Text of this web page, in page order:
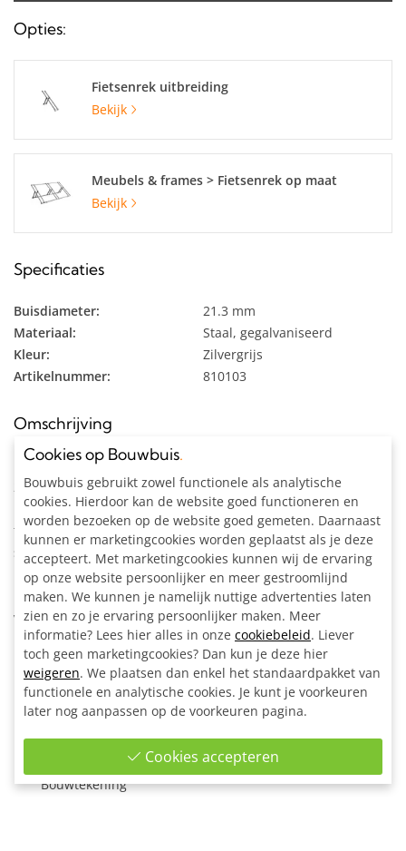
Opties:
Fietsenrek uitbreiding
Bekijk
Meubels & frames > Fietsenrek op maat
Bekijk
Specificaties
Buisdiameter:
21.3 mm
Materiaal:
Staal, gegalvaniseerd
Kleur:
Zilvergrijs
Artikelnummer:
810103
Omschrijving
Fietsenrek op maat voor 3 fietsen uit gegalvaniseerde buis Ø
21,3 mm. Bepaal zelf de lengtemaat en de positie van de
rekken. Stel ze, per rek, eenvoudig af op de gewenste
fietsband breedte. Superhandig als je verschillende
soorten fietsen wilt stallen zoals bijvoorbeeld stadsfietsen,
kinderfietsen en mountainbikes. Met de meegeleverde
bevestigingslippen kan de fietsenrek eventueel op de
vloer worden verankerd.
Inclusief:
Alle materialen op maat gezaagd
24x Kort T-stuk Ø 21,3 mm
4x Enkele bevestigingslip uitwendig Ø 21,3 mm
6x Inslagdop zwart kunststof Ø 21,3 mm
1x Inbussleutel voor buiskoppeling Ø 21,3 mm
Bouwtekening
Cookies op Bouwbuis.
Bouwbuis gebruikt zowel functionele als analytische
cookies. Hierdoor kan de website goed functioneren en
worden bezoeken op de website goed gemeten. Daarnaast
kunnen er marketingcookies worden geplaatst als je deze
accepteert. Met marketingcookies kunnen wij de ervaring
op onze website persoonlijker en meer gestroomlijnd
maken. We kunnen je namelijk nuttige advertenties laten
zien en zo je ervaring persoonlijker maken. Meer
informatie? Lees hier alles in onze cookiebeleid. Liever
toch geen marketingcookies? Dan kun je deze hier
weigeren. We plaatsen dan enkel het standaardpakket van
functionele en analytische cookies. Je kunt je voorkeuren
later nog aanpassen op de voorkeuren pagina.
Cookies accepteren